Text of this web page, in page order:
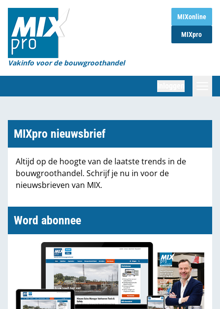
MIXonline
MIXpro
Vakinfo voor de bouwgroothandel
Home
Magazines
Organisaties
Marktcijfers
Partners
MIXpro nieuwsbrief
Altijd op de hoogte van de laatste trends in de
bouwgroothandel. Schrijf je nu in voor de
nieuwsbrieven van MIX.
Word abonnee